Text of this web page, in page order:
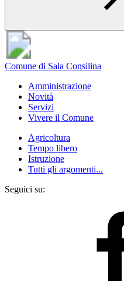
Comune di Sala Consilina
Amministrazione
Novità
Servizi
Vivere il Comune
Agricoltura
Tempo libero
Istruzione
Tutti gli argomenti...
Seguici su: